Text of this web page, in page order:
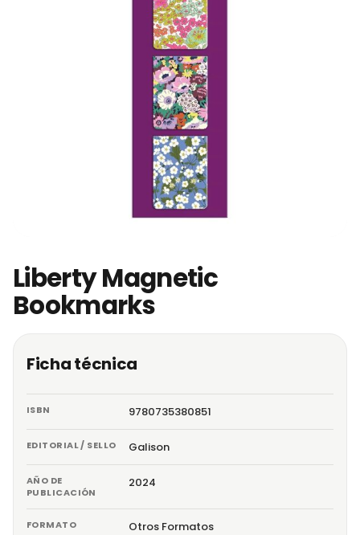
Liberty Magnetic
Bookmarks
Ficha técnica
ISBN 9780735380851
EDITORIAL / SELLO Galison
AÑO DE
PUBLICACIÓN
2024
FORMATO Otros Formatos